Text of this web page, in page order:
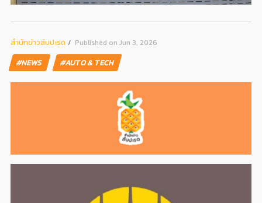
สํานักข่าวสับปะรด Published on Jun 3, 2026
#NEWS #AUTO & TECH